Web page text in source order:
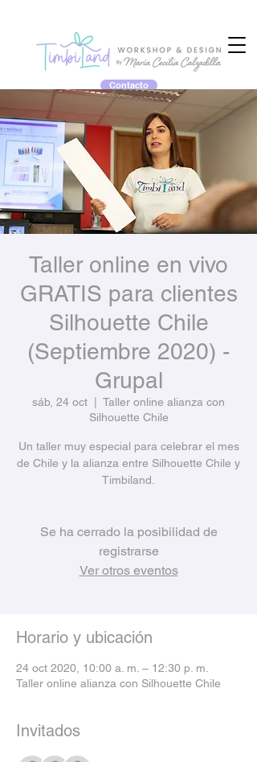
Contacto
Taller online en vivo
GRATIS para clientes
Silhouette Chile
(Septiembre 2020) -
Grupal
sáb, 24 oct
Taller online alianza con
Silhouette Chile
Un taller muy especial para celebrar el mes
de Chile y la alianza entre Silhouette Chile y
Timbiland.
Se ha cerrado la posibilidad de
registrarse
Ver otros eventos
Horario y ubicación
24 oct 2020, 10:00 a. m. – 12:30 p. m.
Taller online alianza con Silhouette Chile
Invitados